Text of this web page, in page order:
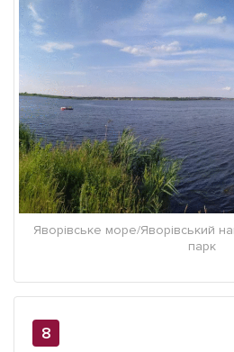
Яворівське море/Яворівський
парк